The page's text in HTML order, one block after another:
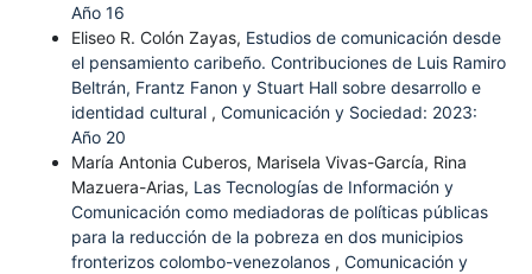
Año 16
Eliseo R. Colón Zayas, Estudios de comunicación desde
el pensamiento caribeño. Contribuciones de Luis Ramiro
Beltrán, Frantz Fanon y Stuart Hall sobre desarrollo e
identidad cultural , Comunicación y Sociedad: 2023:
Año 20
María Antonia Cuberos, Marisela Vivas-García, Rina
Mazuera-Arias, Las Tecnologías de Información y
Comunicación como mediadoras de políticas públicas
para la reducción de la pobreza en dos municipios
fronterizos colombo-venezolanos , Comunicación y